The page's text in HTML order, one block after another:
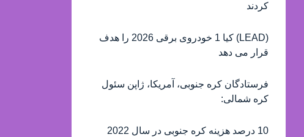
کردند
(LEAD) کیا 1 خودروی برقی 2026 را هدف
قرار می دهد
فرستادگان کره جنوبی، آمریکا، ژاپن سئول
کره شمالی:
10 درصد هزینه کره جنوبی در سال 2022